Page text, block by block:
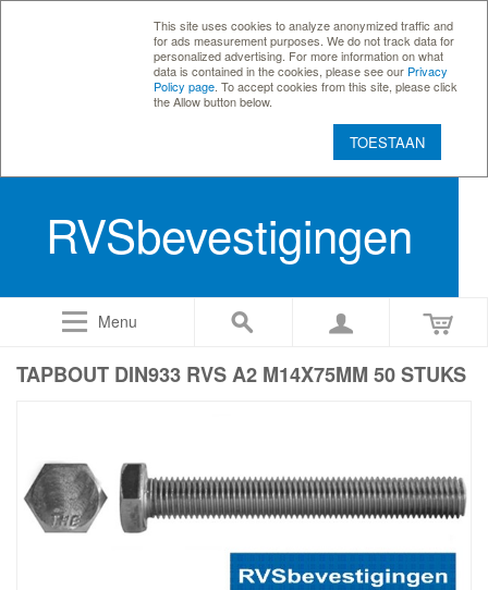
This site uses cookies to analyze anonymized traffic and
for ads measurement purposes. We do not track data for
personalized advertising. For more information on what
data is contained in the cookies, please see our Privacy
Policy page . To accept cookies from this site, please click
the Allow button below.
TOESTAAN
RVSbevestigingen
Menu
TAPBOUT DIN933 RVS A2 M14X75MM 50 STUKS